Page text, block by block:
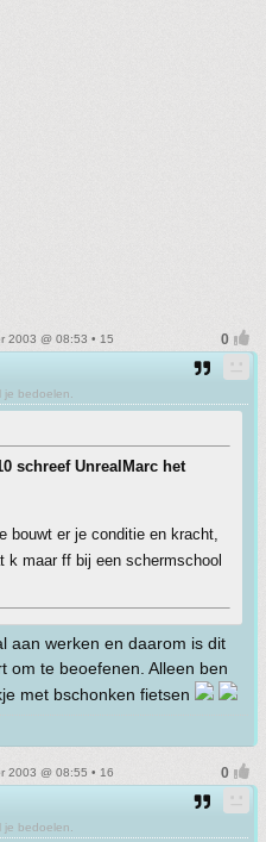
2003 @ 08:53 • 15
bedoelen.
schreef UnrealMarc het
bouwt er je conditie en kracht,
k maar ff bij een schermschool
aan werken en daarom is dit
om te beoefenen. Alleen ben
met bschonken fietsen
2003 @ 08:55 • 16
bedoelen.